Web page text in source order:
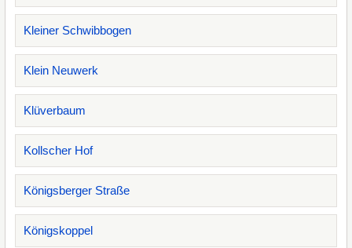
Kleiner Schwibbogen
Klein Neuwerk
Klüverbaum
Kollscher Hof
Königsberger Straße
Königskoppel